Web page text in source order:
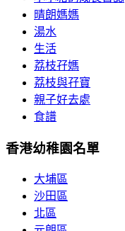
晴朗媽媽
湯水
生活
荔枝孖媽
荔枝與孖寶
親子好去處
食譜
香港幼稚園名單
大埔區
沙田區
北區